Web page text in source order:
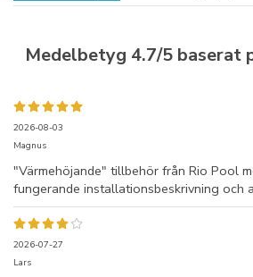
Medelbetyg 4.7/5 baserat
2026-08-03
Magnus
"Värmehöjande" tillbehör från Rio Pool
fungerande installationsbeskrivning och
2026-07-27
Lars